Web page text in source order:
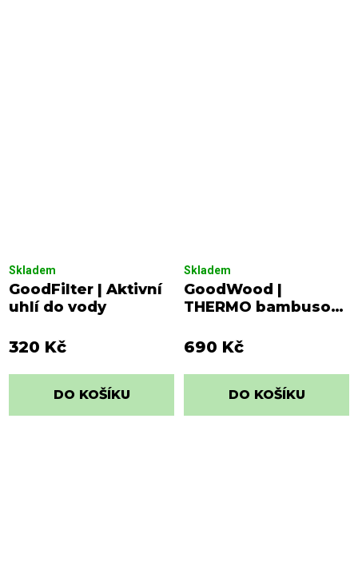
GoodFilter | Aktivní
uhlí do vody
Skladem
320 Kč
DO KOŠÍKU
GoodWood |
THERMO bambusová
Skladem
690 Kč
DO KOŠÍKU